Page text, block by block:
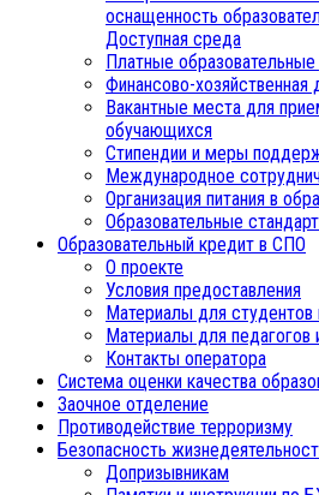
оснащенность
Доступная среда
Платные образовательные
Финансово-хозяйственная
Вакантные места для
обучающихся
Стипендии и меры
Международное
Организация питания в
Образовательные
Образовательный кредит в СПО
О проекте
Условия предоставления
Материалы для студентов
Материалы для педагогов
Контакты оператора
Система оценки качества
Заочное отделение
Противодействие терроризму
Безопасность
Допризывникам